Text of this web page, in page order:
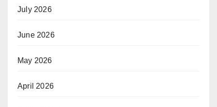
July 2026
June 2026
May 2026
April 2026